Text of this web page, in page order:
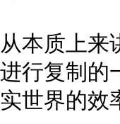
从本质上来
进行复制的
实世界的效